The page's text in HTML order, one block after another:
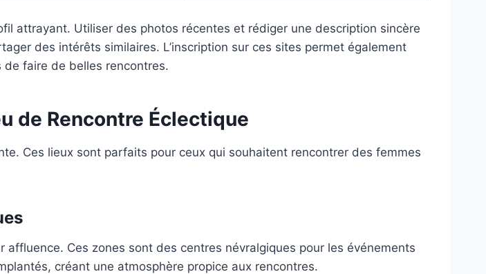
attrayant. Utiliser des photos récentes et rédiger une description sincère
des intérêts similaires. L’inscription sur ces sites permet également
de faire de belles rencontres.
de Rencontre Éclectique
Ces lieux sont parfaits pour ceux qui souhaitent rencontrer des femmes
Ces zones sont des centres névralgiques pour les événements
créant une atmosphère propice aux rencontres.